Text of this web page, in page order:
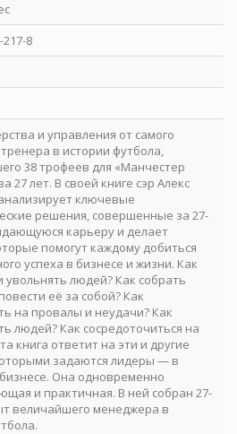
217-8
и управления от самого
в истории футбола,
38 трофеев для «Манчестер
27 лет. В своей книге сэр Алекс
ключевые
решения, совершенные за 27-
карьеру и делает
помогут каждому добиться
успеха в бизнесе и жизни. Как
увольнять людей? Как собрать
её за собой? Как
на провалы и неудачи? Как
людей? Как сосредоточиться на
книга ответит на эти и другие
задаются лидеры — в
Она одновременно
и практичная. В ней собран 27-
величайшего менеджера в